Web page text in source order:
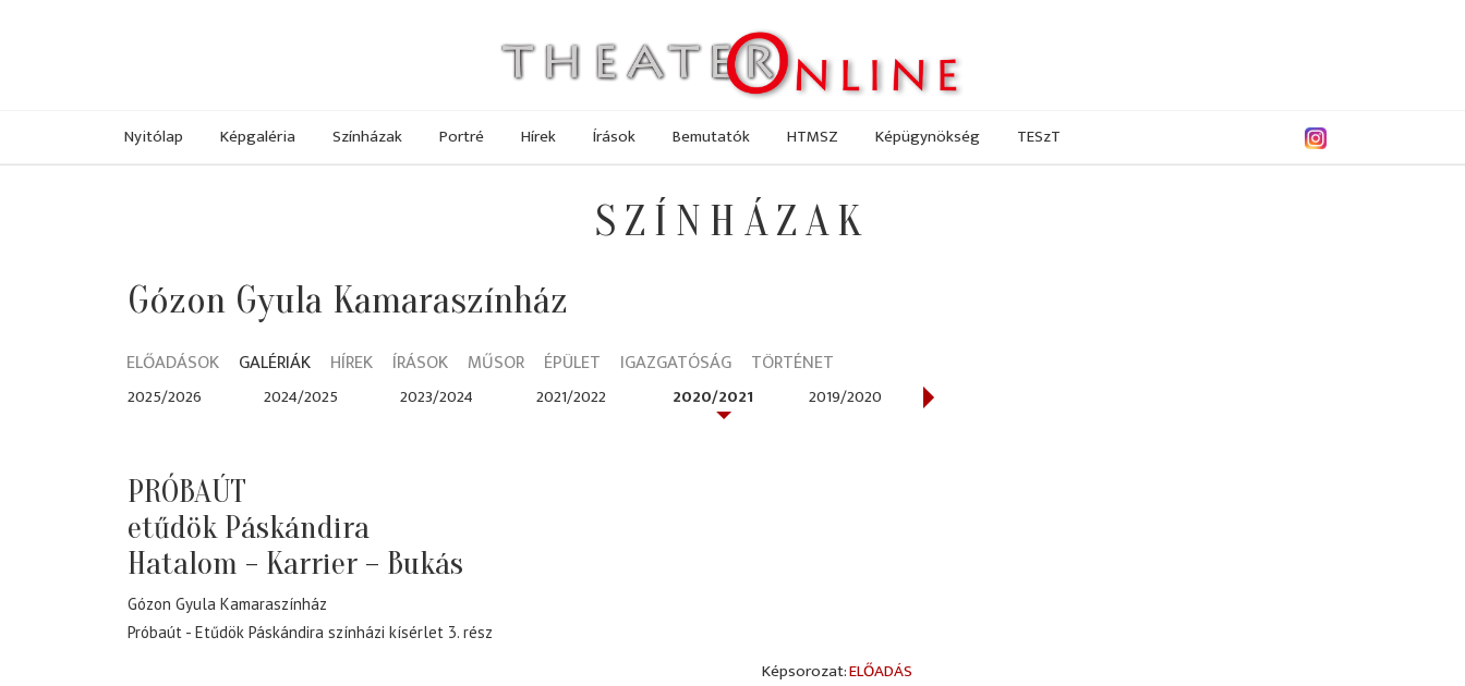
Nyitólap Képgaléria Színházak Portré Hírek Írások Bemutatók HTMSZ Képügynökség TESzT
SZÍNHÁZAK
Gózon Gyula Kamaraszínház
ELŐADÁSOK GALÉRIÁK HÍREK ÍRÁSOK MŰSOR ÉPÜLET IGAZGATÓSÁG TÖRTÉNET
2025/2026 2024/2025 2023/2024 2021/2022 2020/2021 2019/2020
PRÓBAÚT
etűdök Páskándira
Hatalom - Karrier – Bukás
Gózon Gyula Kamaraszínház
Próbaút - Etűdök Páskándira színházi kísérlet 3. rész
ELŐADÁS